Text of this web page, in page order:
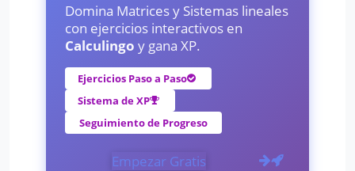
Domina Matrices y Sistemas lineales
con ejercicios interactivos en
Calculingo y gana XP.
Ejercicios Paso a Paso
Sistema de XP
Seguimiento de Progreso
Empezar Gratis